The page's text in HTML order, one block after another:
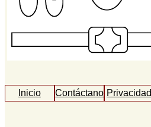
Inicio ContáctanosPrivacidad